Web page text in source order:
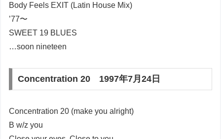
Body Feels EXIT (Latin House Mix)
’77〜
SWEET 19 BLUES
…soon nineteen
Concentration 20 1997年7月24日
Concentration 20 (make you alright)
B w/z you